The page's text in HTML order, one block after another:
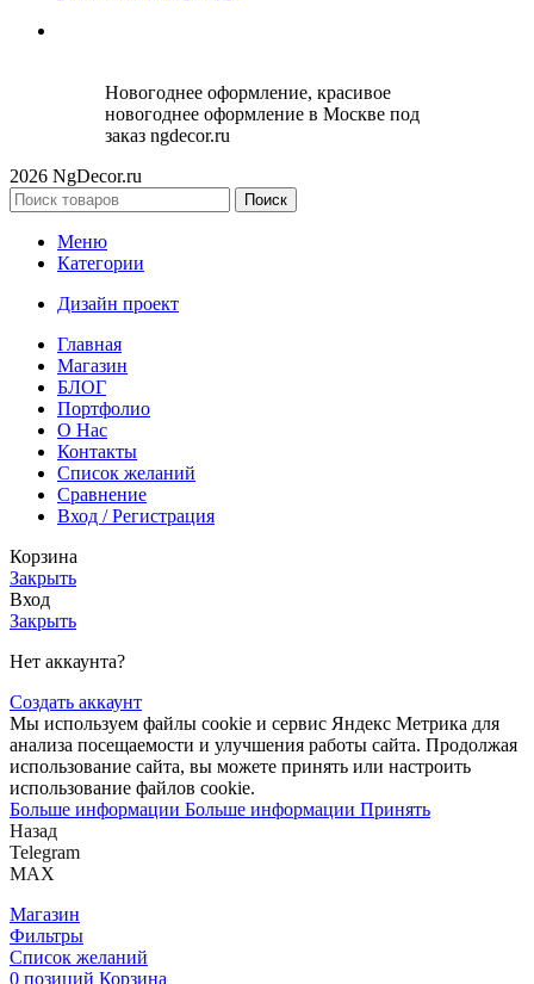
Новогоднее оформление, красивое
новогоднее оформление в Москве под
заказ ngdecor.ru
2026 NgDecor.ru
Поиск
Меню
Категории
Дизайн проект
Главная
Магазин
БЛОГ
Портфолио
О Нас
Контакты
Список желаний
Сравнение
Вход / Регистрация
Корзина
Закрыть
Вход
Закрыть
Нет аккаунта?
Создать аккаунт
Мы используем файлы cookie и сервис Яндекс Метрика для
анализа посещаемости и улучшения работы сайта. Продолжая
использование сайта, вы можете принять или настроить
использование файлов cookie.
Больше информации Больше информации Принять
Назад
Telegram
MAX
Магазин
Фильтры
Список желаний
0 позиций Корзина